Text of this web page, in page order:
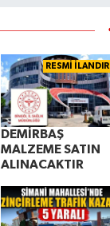
RESMİ İLANDIR
DEMİRBAŞ
MALZEME SATIN
ALINACAKTIR